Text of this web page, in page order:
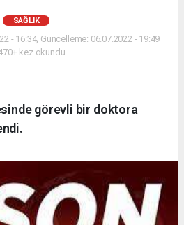
SAĞLIK
- 16:34, Güncelleme: 06.07.2022 - 19:49
kez okundu.
görevli bir doktora